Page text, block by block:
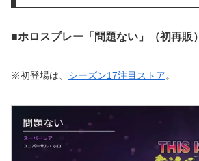
■ホロスプレー「問題ない」（初再販）
※初登場は、 シーズン17注目ストア。